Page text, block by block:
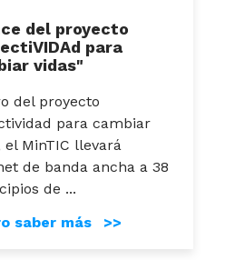
del proyecto
para
vidas"
del proyecto
para cambiar
el MinTIC llevará
de banda ancha a 38
de ...
saber más >>